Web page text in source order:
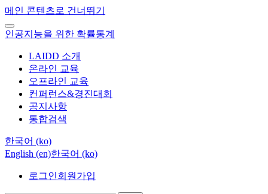
메인 콘텐츠로 건너뛰기
인공지능을 위한 확률통계
LAIDD 소개
온라인 교육
오프라인 교육
컨퍼런스&경진대회
공지사항
통합검색
한국어 ‎(ko)‎
English ‎(en)‎한국어 ‎(ko)‎
로그인회원가입